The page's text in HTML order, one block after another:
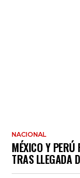
NACIONAL
MÉXICO Y PERÚ
TRAS LLEGADA